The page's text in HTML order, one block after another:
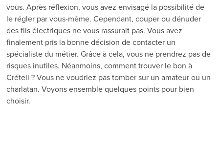
vous. Après réflexion, vous avez envisagé la possibilité de
le régler par vous-même. Cependant, couper ou dénuder
des fils électriques ne vous rassurait pas. Vous avez
finalement pris la bonne décision de contacter un
spécialiste du métier. Grâce à cela, vous ne prendrez pas de
risques inutiles. Néanmoins, comment trouver le bon à
Créteil ? Vous ne voudriez pas tomber sur un amateur ou un
charlatan. Voyons ensemble quelques points pour bien
choisir.